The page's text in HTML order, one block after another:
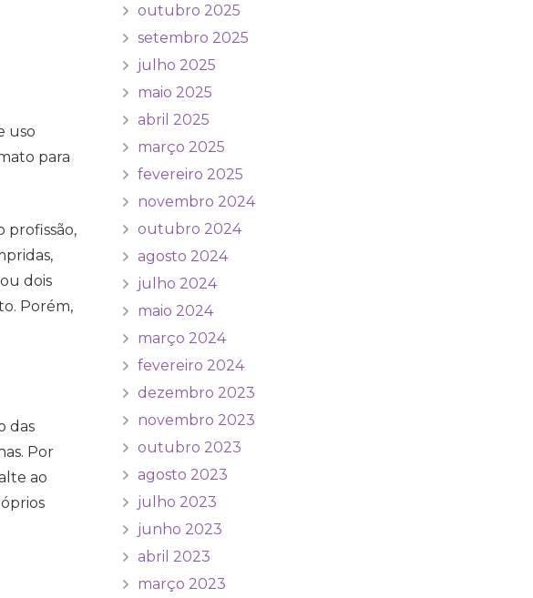
uso
para
profissão,
dois
Porém,
das
Por
ao
outubro 2025
setembro 2025
julho 2025
maio 2025
abril 2025
março 2025
fevereiro 2025
novembro 2024
outubro 2024
agosto 2024
julho 2024
maio 2024
março 2024
fevereiro 2024
dezembro 2023
novembro 2023
outubro 2023
agosto 2023
julho 2023
junho 2023
abril 2023
março 2023